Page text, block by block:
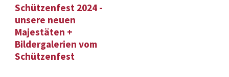
Schützenfest 2024 -
unsere neuen
Majestäten +
Bildergalerien vom
Schützenfest